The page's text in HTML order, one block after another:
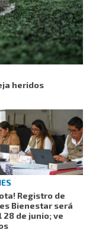
heridos
Registro de
Bienestar será
28 de junio; ve